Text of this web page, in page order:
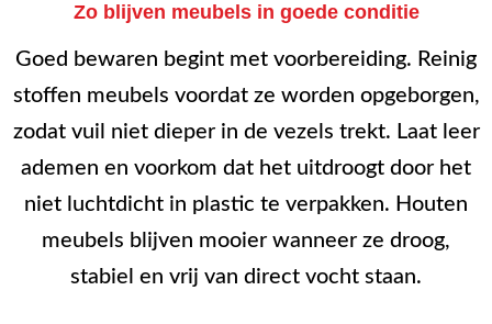
Zo blijven meubels in goede conditie
Goed bewaren begint met voorbereiding. Reinig
stoffen meubels voordat ze worden opgeborgen,
zodat vuil niet dieper in de vezels trekt. Laat leer
ademen en voorkom dat het uitdroogt door het
niet luchtdicht in plastic te verpakken. Houten
meubels blijven mooier wanneer ze droog,
stabiel en vrij van direct vocht staan.